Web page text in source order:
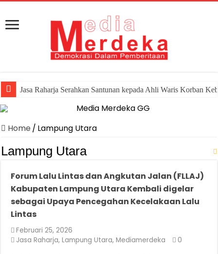
Jasa Raharja Serahkan Santunan kepada Ahli Waris Korban
Home / Lampung Utara
Lampung Utara
Forum Lalu Lintas dan Angkutan Jalan (FLLAJ)
Kabupaten Lampung Utara Kembali digelar
sebagai Upaya Pencegahan Kecelakaan Lalu
Lintas
Februari 25, 2026
Jasa Raharja,Lampung Utara,Mediamerdeka 0